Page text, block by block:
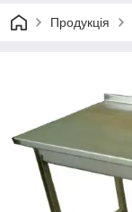
Продукція